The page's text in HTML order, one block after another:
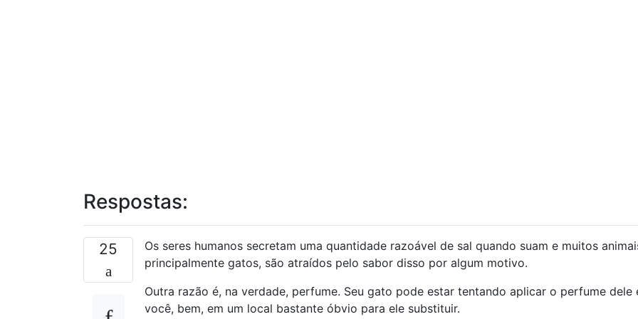
Respostas:
25
Os seres humanos secretam uma quantidade razoável de sal quando suam e muitos
principalmente gatos, são atraídos pelo sabor disso por algum motivo.
Outra razão é, na verdade, perfume. Seu gato pode estar tentando aplicar o perfume dele
você, bem, em um local bastante óbvio para ele substituir.